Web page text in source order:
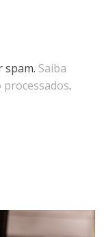
spam. Saiba
processados.